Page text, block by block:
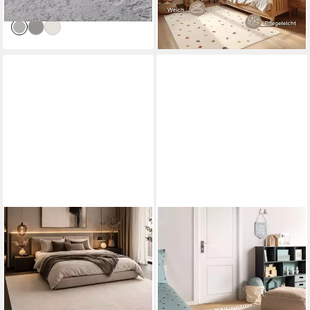
lieferbar - in 2-3 Werktagen bei dir lieferbar - in 3-4 Werktagen bei dir